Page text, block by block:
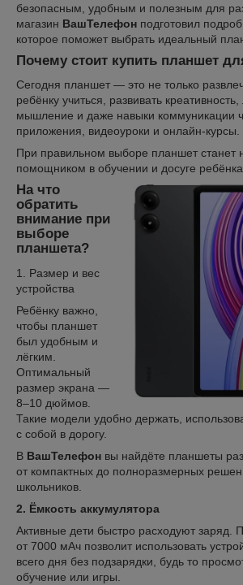
безопасным, удобным и полезным для
магазин ВашТелефон подготовил
которое поможет выбрать идеальный
Почему стоит купить планшет
Сегодня планшет — это не только
ребёнку учиться, развивать креативность,
мышление и даже навыки коммуникации
приложения, видеоуроки и онлайн-курсы.
При правильном выборе планшет станет
помощником в обучении и досуге
На что
обратить
внимание при
выборе
планшета?
1. Размер и вес
устройства
Ребёнку важно,
чтобы планшет
был удобным и
лёгким.
Оптимальный
размер экрана —
8–10 дюймов.
Такие модели удобно держать,
с собой в дорогу.
В ВашТелефон вы найдёте планшеты
от компактных до полноразмерных
школьников.
2. Ёмкость аккумулятора
Активные дети быстро расходуют заряд.
от 7000 мАч позволит использовать
всего дня без подзарядки, будь то
обучение или игры.